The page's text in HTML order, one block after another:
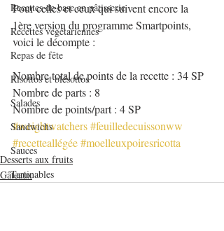
Recettes de base en pâtisserie
Recettes végétariennes
Repas de fête
Risottos et blésottos
Salades
Sandwichs
Sauces
Tartinables
Pour celles et ceux qui suivent encore la
1ère version du programme Smartpoints,
voici le décompte :
Nombre total de points de la recette : 34 SP
Nombre de parts : 8
Nombre de points/part : 4 SP
#weightwatchers#feuilledecuissonww
#recetteallégée#moelleuxpoiresricotta
Desserts aux fruits
Gâteaux